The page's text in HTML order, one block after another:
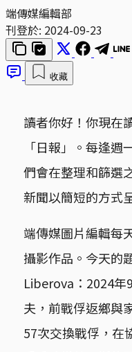
端傳媒編輯部
刊登於: 2024-09-23
收藏
讀者你好！你現在
「日報」。每逢
們會在整理和篩選
新聞以簡短的方式
端傳媒圖片編輯每
攝影作品。今天的
Liberova：2024年
夫，前戰俘返鄉與
57次交換戰俘，在